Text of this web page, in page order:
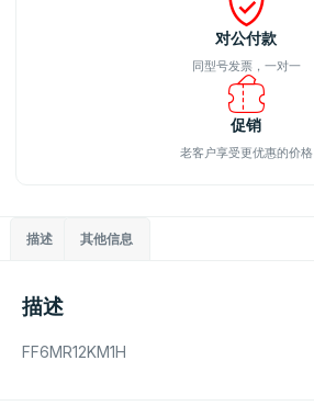
对公付款
同型号发票，一对一
促销
老客户享受更优惠的价格
描述 其他信息
描述
FF6MR12KM1H